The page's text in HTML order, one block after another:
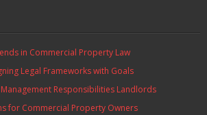
in Commercial Property Law
Legal Frameworks with Goals
Responsibilities Landlords
for Commercial Property Owners